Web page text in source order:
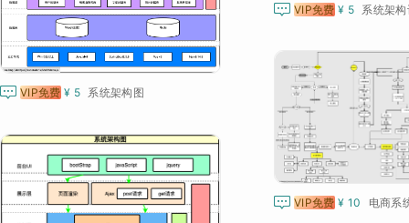
 VIP免费 ¥ 5 系统架
 VIP免费 ¥ 5 系统架构图
 VIP免费 ¥ 10 电商系